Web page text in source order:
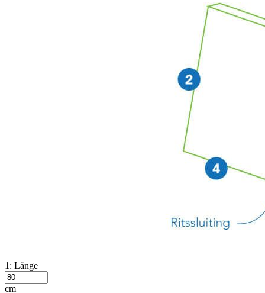
1: Länge
cm